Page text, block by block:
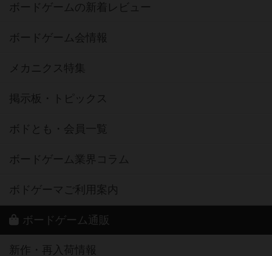
ボードゲームの新着レビュー
ボードゲーム会情報
メカニクス特集
掲示板・トピックス
ボドとも・会員一覧
ボードゲーム業界コラム
ボドゲーマご利用案内
ボードゲーム通販
新作・再入荷情報